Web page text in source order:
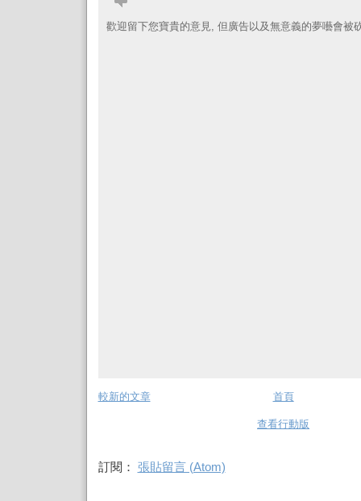
歡迎留下您寶貴的意見, 但廣告以及無意義的夢囈會被
較新的文章 首頁
查看行動版
訂閱： 張貼留言 (Atom)